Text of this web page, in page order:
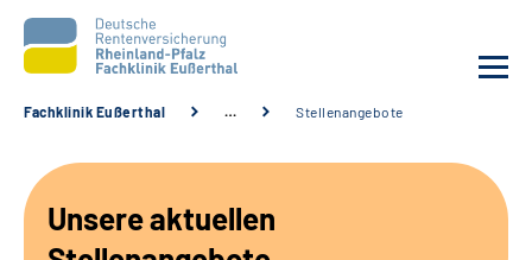
Unsere Angebote
Fachklinik Eußerthal … Stellenangebote
Unsere aktuellen